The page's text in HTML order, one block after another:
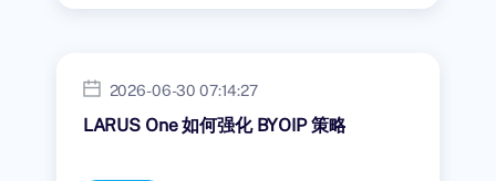
2026-06-30 07:14:27
LARUS One 如何强化 BYOIP 策略